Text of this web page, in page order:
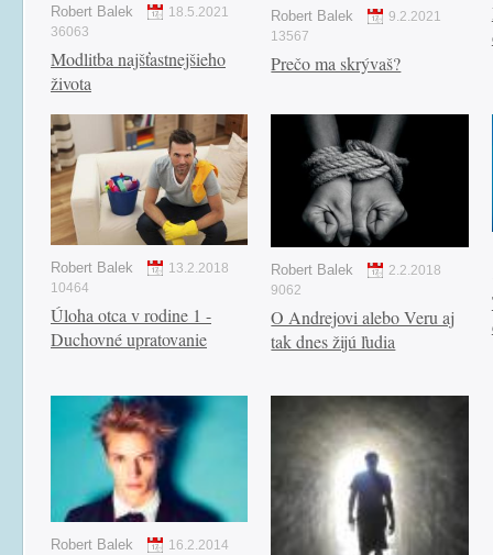
Robert Balek
18.5.2021
36063
Modlitba najšťastnejšieho
života
Robert Balek
9.2.2021
13567
Prečo ma skrývaš?
Robert Balek
13.2.2018
10464
Úloha otca v rodine 1 -
Duchovné upratovanie
Robert Balek
2.2.2018
9062
O Andrejovi alebo Veru aj
tak dnes žijú ľudia
Robert Balek
16.2.2014